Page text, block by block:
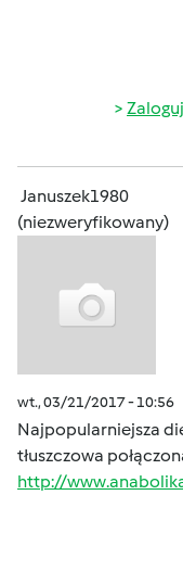
Zaloguj
Januszek1980
(niezweryfikowany)
wt., 03/21/2017 - 10:56
Najpopularniejsza
tłuszczowa
http://